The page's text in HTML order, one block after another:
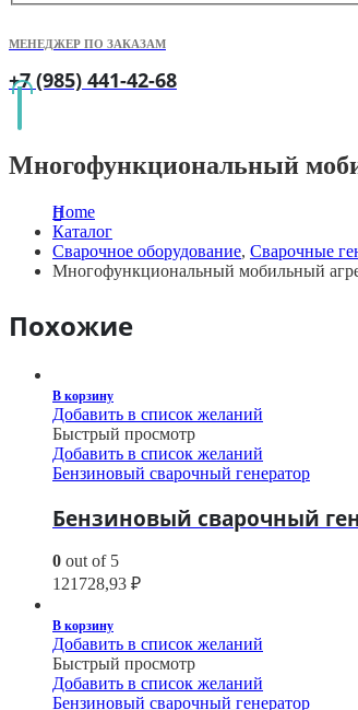
МЕНЕДЖЕР ПО ЗАКАЗАМ
+7 (985) 441-42-68
Многофункциональный
Home
Каталог
Сварочное оборудование, Сварочные
Многофункциональный мобильный
Похожие
В корзину
Добавить в список желаний
Быстрый просмотр
Добавить в список желаний
Бензиновый сварочный генератор
Бензиновый сварочный
0 out of 5
121728,93 ₽
В корзину
Добавить в список желаний
Быстрый просмотр
Добавить в список желаний
Бензиновый сварочный генератор